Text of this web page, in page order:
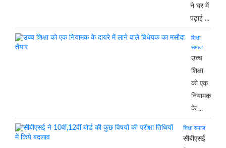
ने घर में
पढ़ाई ...
शिक्षा
समाज
उच्च
शिक्षा
को एक
नियामक
के ...
शिक्षा समाज
सीबीएसई